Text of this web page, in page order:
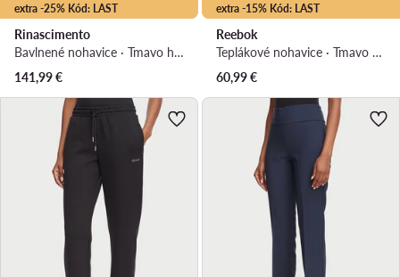
extra -25% Kód: LAST
Rinascimento
Bavlnené nohavice · Tmavo hnedá · Regular fit
141,99€
extra -15% Kód: LAST
Reebok
Teplákové nohavice · Tmavo hnedá · Regular fit
60,99€